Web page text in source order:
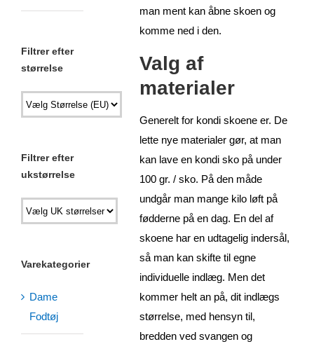
man ment kan åbne skoen og
komme ned i den.
Valg af
materialer
Generelt for kondi skoene er. De
lette nye materialer gør, at man
kan lave en kondi sko på under
100 gr. / sko. På den måde
undgår man mange kilo løft på
fødderne på en dag. En del af
skoene har en udtagelig indersål,
så man kan skifte til egne
individuelle indlæg. Men det
kommer helt an på, dit indlægs
størrelse, med hensyn til,
bredden ved svangen og
pris
pris
Filtrer efter
størrelse
Filtrer efter
ukstørrelse
Varekategorier
Dame
Fodtøj